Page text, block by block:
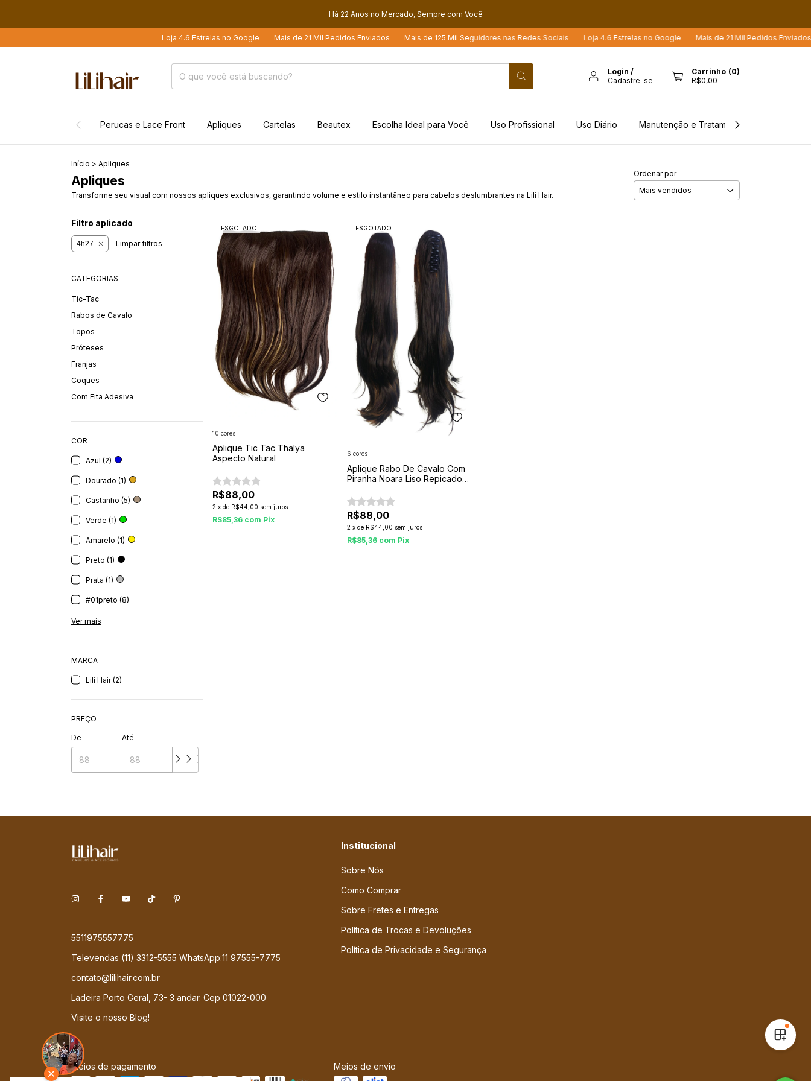
Há 22 Anos no Mercado, Sempre com Você
Loja 4.6 Estrelas no Google Mais de 21 Mil Pedidos Enviados Mais de 125 Mil Seguidores nas Redes Sociais Loja 4.6 Estrelas no Google Mais de 21 Mil Pedidos Enviados
Login /
Cadastre-se
Carrinho (0)
R$0,00
Perucas e Lace Front Apliques Cartelas Beautex Escolha Ideal para Você Uso Profissional Uso Diário Manutenção e Tratamento
Início > Apliques
Apliques
Transforme seu visual com nossos apliques exclusivos, garantindo volume e estilo instantâneo para cabelos deslumbrantes na Lili Hair.
Ordenar por
Filtro aplicado
4h27 Limpar filtros
CATEGORIAS
Tic-Tac
Rabos de Cavalo
Topos
Próteses
Franjas
Coques
Com Fita Adesiva
COR
Azul (2)
Dourado (1)
Castanho (5)
Verde (1)
Amarelo (1)
Preto (1)
Prata (1)
#01preto (8)
Ver mais
MARCA
Lili Hair (2)
PREÇO
De Até
ESGOTADO
Aplique Tic Tac Thalya
Aspecto Natural
R$88,00
2 xde R$44,00 sem juros
R$85,36 com Pix
10 cores
ESGOTADO
Aplique Rabo De Cavalo Com
Piranha Noara Liso Repicado
R$88,00
2 x de R$44,00 sem juros
R$85,36 com Pix
6 cores
5511975557775
Televendas (11) 3312-5555 WhatsApp:11 97555-7775
contato@lilihair.com.br
Ladeira Porto Geral, 73- 3 andar. Cep 01022-000
Visite o nosso Blog!
Institucional
Sobre Nós
Como Comprar
Sobre Fretes e Entregas
Política de Trocas e Devoluçôes
Política de Privacidade e Segurança
Meios de pagamento Meios de envio